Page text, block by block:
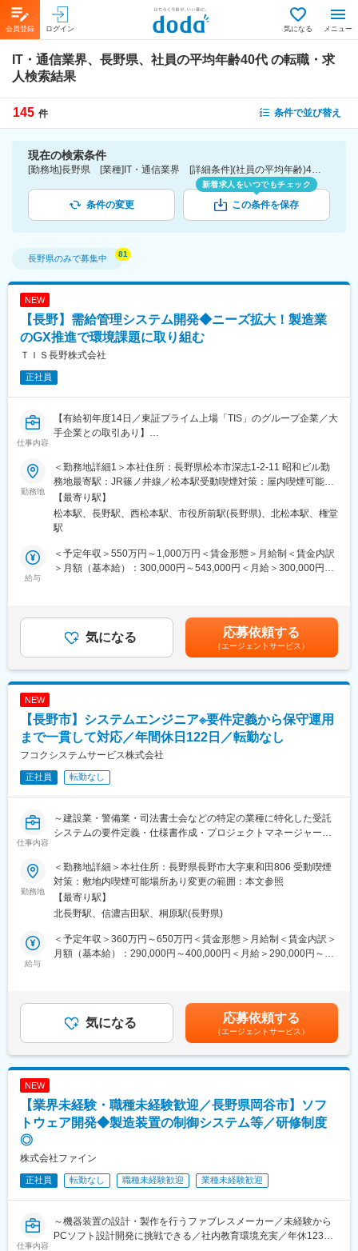
会員登録 ログイン 気になる メニュー
IT・通信業界、長野県、社員の平均年齢40代 の転職・求
人検索結果
145 件 条件で並び替え
現在の検索条件
[勤務地]長野県 [業種]IT・通信業界 [詳細条件](社員の平均年齢)40代
条件の変更
新着求人をいつでもチェック
この条件を保存
長野県のみで募集中
NEW
【長野】需給管理システム開発◆ニーズ拡大！製造業
のGX推進で環境課題に取り組む
ＴＩＳ長野株式会社
正社員
仕事内容
【有給初年度14日／東証プライム上場「TIS」のグループ企業／大
手企業との取引あり】
■業務内容：
クライアントに特化した次世代需給管理システムの開発に関わる
業務をお任せいたします。
■業務詳細：
・システム要件定義および基本設計からテストに至るプロジェク
トの推進・管理
・顧客要件を満たすアーキテクチャの検討、検証
近年、民間企業においてCO?排出量の削減が強く求められていま
す。製造業では、単なる自社単位の取り組みにとどまらず、子会
社や関連会社を含むサプライチェーン全体で、需要に応じた適正
■入社後について：
OJTおよび部門主導の研修にて、業務を習得していただきます。
■魅力：
更に最先端技術開発に関連するプロジェクトも豊富で、新しい分
野へのチャレンジも可能です。
■当社について：
TIS長野は、TISインテックグループの地域事業会社として2015年
7月に設立されました。安定した経営基盤のもと、県内外のお客様
に対しグループの高い技術力を活かした高品質なITソリューショ
変更の範囲：会社の定める業務
勤務地
＜勤務地詳細1＞本社住所：長野県松本市深志1-2-11 昭和ビル勤
務地最寄駅：JR篠ノ井線／松本駅受動喫煙対策：屋内喫煙可能場
所あり＜勤務地詳細2＞長野オフィス住所：長野県長野市栗田
1000-1 長栄長野東口ビル勤務地最寄駅：JR信越本線／長野駅受
動喫煙対策：屋内喫煙可能場所あり変更の範囲：会社の定める事
【最寄り駅】
松本駅、長野駅、西松本駅、市役所前駅(長野県)、北松本駅、権堂
駅
給与
＜予定年収＞550万円～1,000万円＜賃金形態＞月給制＜賃金内訳
＞月額（基本給）：300,000円～543,000円＜月給＞300,000円～
530,000円基本給：310,000円～444,000円固定残業代30時間：
60,000円～86,000円※超過分は別途支給賃金はあくまでも目安の
金額であり、選考を通じて上下する可能性があります。月給(月額)
は固定手当を含めた表記です。
気になる 応募依頼する
（エージェントサービス）
NEW
【長野市】システムエンジニア※要件定義から保守運用
まで一貫して対応／年間休日122日／転勤なし
フコクシステムサービス株式会社
正社員 転勤なし
仕事内容
～建設業・警備業・司法書士会などの特定の業種に特化した受託
システムの要件定義・仕様書作成・プロジェクトマネージャー業
■業務内容：
営業が受注した案件に対して、お客様との打合せから仕様書作成
までプロジェクトマネージメントを含めて対応いただきます。
＜受注前＞
◇お客様が要求に対する実装方法の検討
◇開発工数の算出
◇要件に基づきお客様と仕様の打合せ
◇仕様書作成
ら納品まで3か月～半年くらいの案件が多いです。既存顧客からの
機能追加案件も対応します。
調査士会や司法書士会ではシェアトップクラスです。
無理な依頼はなく自分のスケジュールで業務を進められることが
でき、大変な時には声をかけあって助け合う環境のため、20年以
勤務地
＜勤務地詳細＞本社住所：長野県長野市大字東和田806 受動喫煙
対策：敷地内喫煙可能場所あり変更の範囲：本文参照
【最寄り駅】
北長野駅、信濃吉田駅、桐原駅(長野県)
給与
＜予定年収＞360万円～650万円＜賃金形態＞月給制＜賃金内訳＞
月額（基本給）：290,000円～400,000円＜月給＞290,000円～
気になる 応募依頼する
（エージェントサービス）
NEW
【業界未経験・職種未経験歓迎／長野県岡谷市】ソフ
トウェア開発◆製造装置の制御システム等／研修制度
◎
株式会社ファイン
正社員 転勤なし 職種未経験歓迎 業種未経験歓迎
仕事内容
～機器装置の設計・製作を行うファブレスメーカー／未経験から
PCソフト設計開発に挑戦できる／社内教育環境充実／年休123日